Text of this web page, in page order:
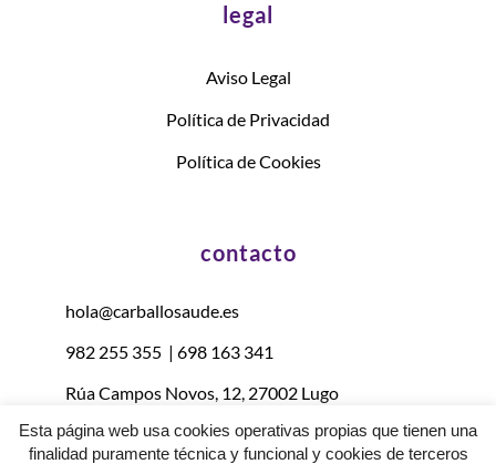
legal
Aviso Legal
Política de Privacidad
Política de Cookies
contacto
hola@carballosaude.es
982 255 355| 698 163 341
Rúa Campos Novos, 12, 27002 Lugo
Esta página web usa cookies operativas propias que tienen una
finalidad puramente técnica y funcional y cookies de terceros